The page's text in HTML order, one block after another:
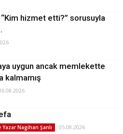
“Kim hizmet etti?” sorusuyla
uygun ancak memlekette
kalmamış
Yazar Nagihan Şanlı 05.08.2026